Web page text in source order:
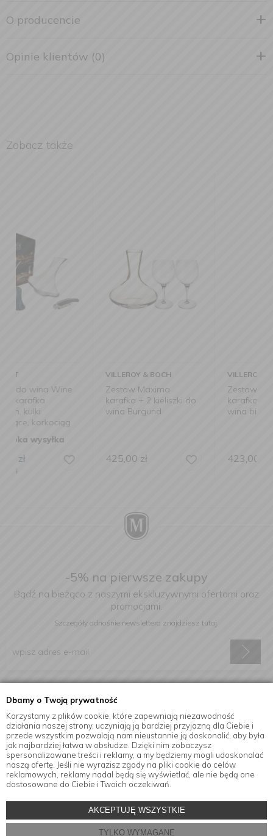
Dbamy o Twoją prywatność
Korzystamy z plików cookie, które zapewniają niezawodność
działania naszej strony, uczyniają ją bardziej przyjazną dla Ciebie i
przede wszystkim pozwalają nam nieustannie ją doskonalić, aby była
jak najbardziej łatwa w obsłudze. Dzięki nim zobaczysz
spersonalizowane treści i reklamy, a my będziemy mogli udoskonalać
naszą ofertę. Jeśli nie wyrazisz zgody na pliki cookie do celów
reklamowych, reklamy nadal będą się wyświetlać, ale nie będą one
dostosowane do Ciebie i Twoich oczekiwań.
AKCEPTUJĘ WSZYSTKIE
TYLKO WYMAGANE
O producencie
Opinie klientów (0)
Zobacz także
Zestaw Maxima
karafka + 2 kieliszki do
wina Burgund
425,00zł
VILLEROY & BOCH
Zestaw Purismo
karafka + 2 kieliszki do
wina białego
423,00zł
-5% na pierwsze zakupy
Bądź na bieżąco z naszymi ekskluzywnymi ofertami oraz
promocjami.
Szczegóły odnośnie newslettera znajdziesz tutaj.
elektroniczną na podany adres e-mail.
Informacje
Akcesoria kuchenne w sklepie internetowym MensaHome.eu